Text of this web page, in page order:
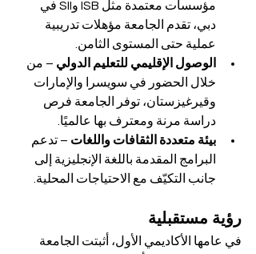
مؤسسات معتمدة مثل ISB وSII في
دبي، تقدم الجامعة مؤهلات تدريبية
عملية حتى المستوى الثامن.
الوصول الإقليمي للتعليم الدولي – من
خلال الحضور في سويسرا والإمارات
وقيرغيزستان، توفر الجامعة فرص
دراسة مرنة ومعترف بها عالميًا.
بيئة متعددة الثقافات واللغات – تدعم
البرامج المقدمة باللغة الإنجليزية إلى
جانب التكيّف مع الاحتياجات المحلية.
رؤية مستقبلية
في عامها الأكاديمي الأول، أثبتت الجامعة